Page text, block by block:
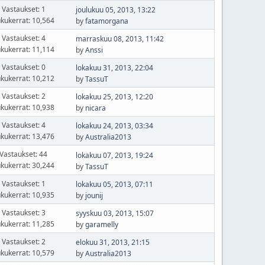
Vastaukset: 1
10,564
joulukuu 05, 2013, 13:22
byfatamorgana
Vastaukset: 4
11,114
marraskuu 08, 2013, 11:42
byAnssi
Vastaukset: 0
10,212
lokakuu 31, 2013, 22:04
byTassuT
Vastaukset: 2
10,938
lokakuu 25, 2013, 12:20
by nicara
Vastaukset: 4
13,476
lokakuu 24, 2013, 03:34
byAustralia2013
Vastaukset: 44
30,244
lokakuu 07, 2013, 19:24
byTassuT
Vastaukset: 1
10,935
lokakuu 05, 2013, 07:11
by jounij
Vastaukset: 3
11,285
syyskuu 03, 2013, 15:07
bygaramelly
Vastaukset: 2
10,579
elokuu 31, 2013, 21:15
byAustralia2013